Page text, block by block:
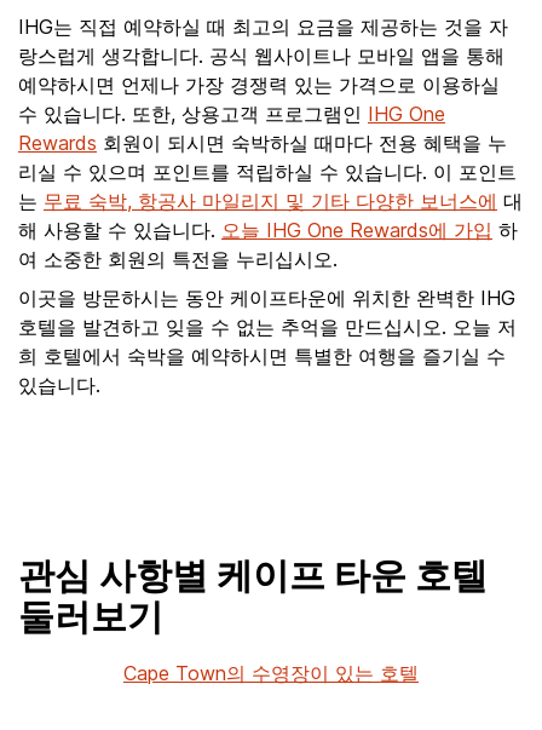
IHG는 직접 예약하실 때 최고의 요금을 제공하는 것을 자
랑스럽게 생각합니다. 공식 웹사이트나 모바일 앱을 통해
예약하시면 언제나 가장 경쟁력 있는 가격으로 이용하실
수 있습니다. 또한, 상용고객 프로그램인 IHG One
Rewards 회원이 되시면 숙박하실 때마다 전용 혜택을 누
리실 수 있으며 포인트를 적립하실 수 있습니다. 이 포인트
는 무료 숙박, 항공사 마일리지 및 기타 다양한 보너스에 대
해 사용할 수 있습니다. 오늘 IHG One Rewards에 가입 하
여 소중한 회원의 특전을 누리십시오.
이곳을 방문하시는 동안 케이프타운에 위치한 완벽한 IHG
호텔을 발견하고 잊을 수 없는 추억을 만드십시오. 오늘 저
희 호텔에서 숙박을 예약하시면 특별한 여행을 즐기실 수
있습니다.
관심 사항별 케이프 타운 호텔
둘러보기
Cape Town의 수영장이 있는 호텔